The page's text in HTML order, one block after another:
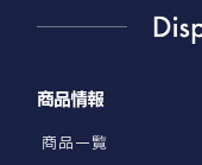
商品情報
商品一覧